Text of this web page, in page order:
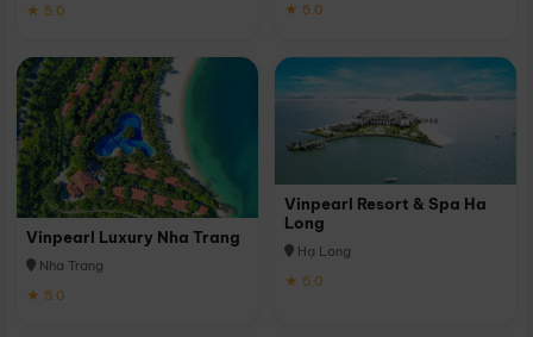
★ 5.0
★ 5.0
Vinpearl Luxury Nha Trang
Nha Trang
★ 5.0
Vinpearl Resort & Spa Ha
Long
Hạ Long
★ 5.0